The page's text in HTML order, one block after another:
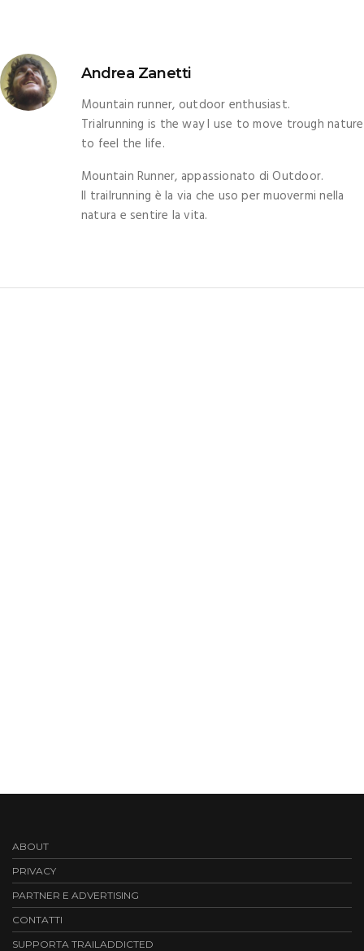
Andrea Zanetti
Mountain runner, outdoor enthusiast.
Trialrunning is the way I use to move trough nature
to feel the life.
Mountain Runner, appassionato di Outdoor.
Il trailrunning è la via che uso per muovermi nella
natura e sentire la vita.
ABOUT
PRIVACY
PARTNER E ADVERTISING
CONTATTI
SUPPORTA TRAILADDICTED